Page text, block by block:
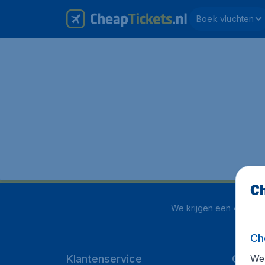
Boek vluchten
We krijgen een 4 uit 5
Klantenservice